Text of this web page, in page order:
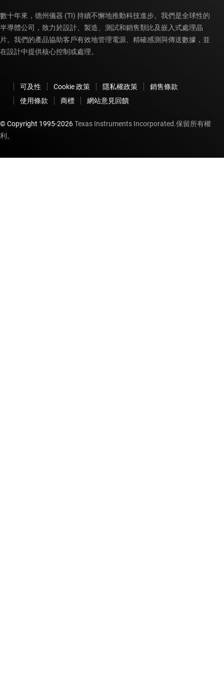
數十年來，德州儀器 (TI) 持續不懈地推動科技進步。我們是全球性的
半導體公司，致力於設計、製造、測試和銷售類比及嵌入式處理晶
片。我們的產品協助客戶有效地管理電源、精確感測與傳送數據，並
在設計中提供核心控制或處理。
可及性 Cookie 政策 隱私權政策
銷售條款
使用條款
商標 網站意見回饋
© Copyright 1995-2026Texas Instruments Incorporated.保留所有權
利。